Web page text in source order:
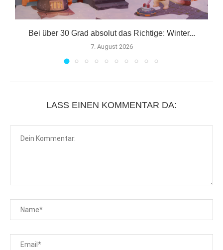
Bei über 30 Grad absolut das Richtige: Winter...
7. August 2026
LASS EINEN KOMMENTAR DA: